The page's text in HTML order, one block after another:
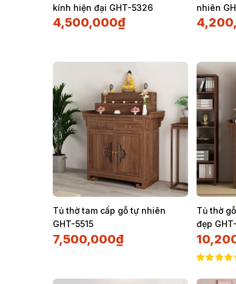
kính hiện đại GHT-5326
4,500,000₫
nhiên
Tủ thờ tam cấp gỗ tự nhiên
GHT-5515
7,500,000₫
Tủ thờ
đẹp